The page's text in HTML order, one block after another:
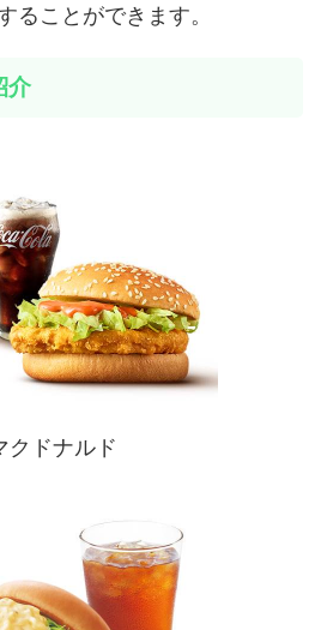
ることができます。
介
クドナルド